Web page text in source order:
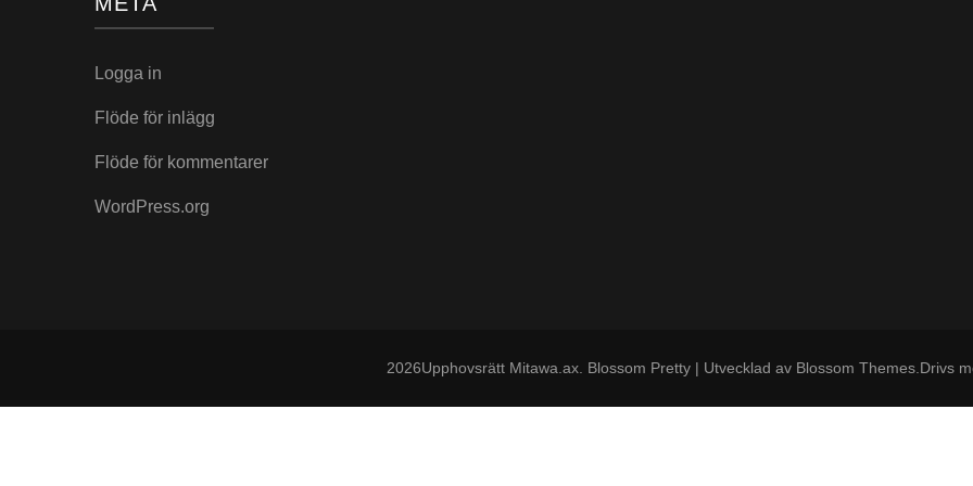
Logga in
Flöde för inlägg
Flöde för kommentarer
WordPress.org
2026Upphovsrätt Mitawa.ax. Blossom Pretty | Utvecklad av Blossom Themes.Drivs